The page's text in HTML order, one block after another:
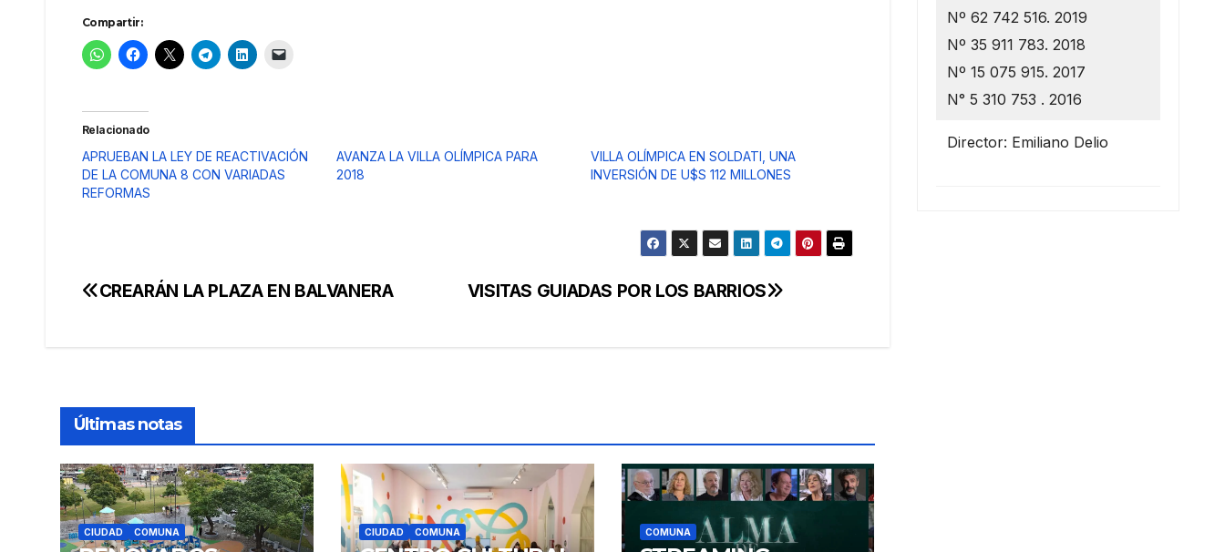
Compartir:
Relacionado
APRUEBAN LA LEY DE REACTIVACIÓN
DE LA COMUNA 8 CON VARIADAS
REFORMAS
AVANZA LA VILLA OLÍMPICA PARA
2018
VILLA OLÍMPICA EN SOLDATI, UNA
INVERSIÓN DE U$S 112 MILLONES
Navegación
VISITAS GUIADAS POR LOS BARRIOS
CREARÁN LA PLAZA EN BALVANERA
Últimas notas
CIUDAD COMUNA CIUDAD COMUNA COMUNA
Nº 62 742 516. 2019
Nº 35 911 783. 2018
Nº 15 075 915. 2017
N° 5 310 753 . 2016
Director: Emiliano Delio